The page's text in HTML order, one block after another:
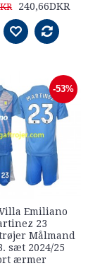
240,66DKR
-53%
Emiliano
23
Målmand
sæt 2024/25
ærmer